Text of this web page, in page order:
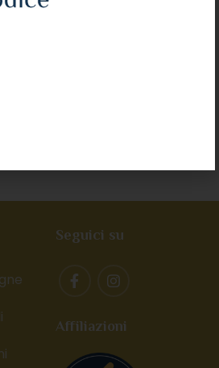
Seguici su
Affiliazioni